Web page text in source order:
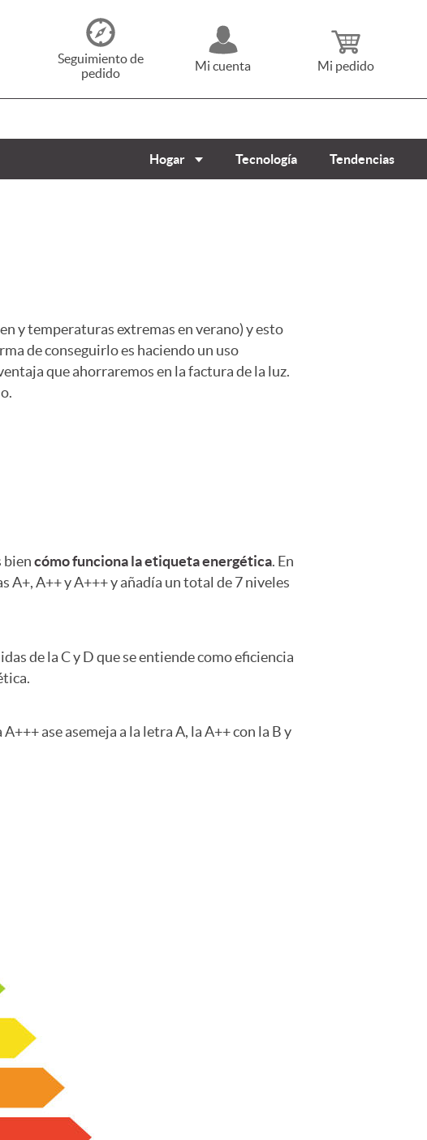
Seguimiento de
pedido
Mi cuenta Mi pedido
Hogar Tecnología Tendencias
y temperaturas extremas en verano) y esto
de conseguirlo es haciendo un uso
que ahorraremos en la factura de la luz.
biencómo funciona la etiqueta energética. En
A++ y A+++ y añadía un total de 7 niveles
de la C y D que se entiende como eficiencia
ase asemeja a la letra A, la A++ con la B y